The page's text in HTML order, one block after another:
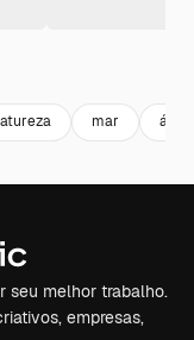
mar
seu melhor trabalho.
empresas,